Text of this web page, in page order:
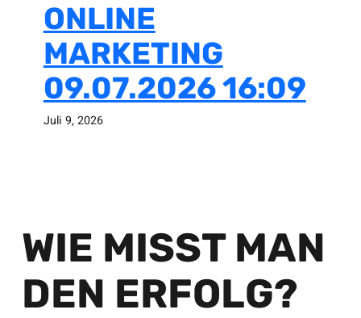
ONLINE
MARKETING
09.07.2026 16:09
Juli 9, 2026
WIE MISST MAN
DEN ERFOLG?